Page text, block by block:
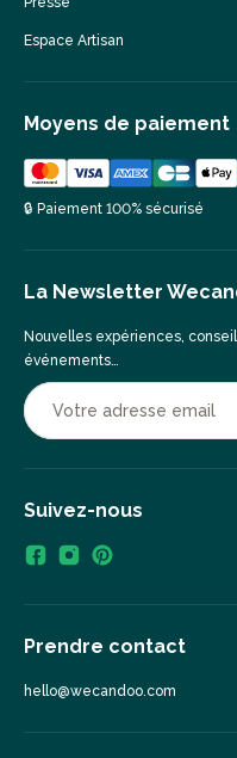
Espace Artisan
Moyens de paiement
🔒 Paiement 100% sécurisé
La Newsletter
Nouvelles expériences,
événements…
Suivez-nous
Prendre contact
hello@wecandoo.com